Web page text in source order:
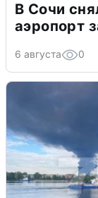
В Сочи
аэропорт
6 августа 0